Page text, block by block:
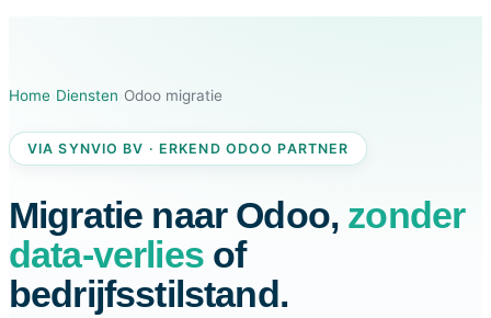
Home Diensten Odoo migratie
VIA SYNVIO BV · ERKEND ODOO PARTNER
Migratie naar Odoo, zonder
data-verliesof
bedrijfsstilstand.